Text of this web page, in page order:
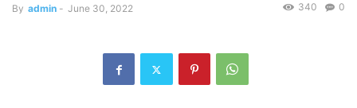
By admin - June 30, 2022 0
340